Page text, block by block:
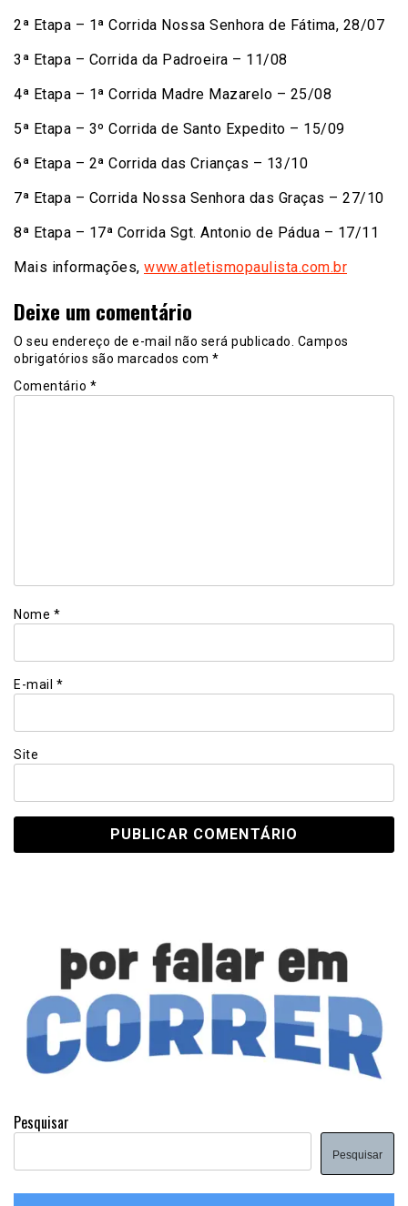
2ª Etapa – 1ª Corrida Nossa Senhora de Fátima, 28/07
3ª Etapa – Corrida da Padroeira – 11/08
4ª Etapa – 1ª Corrida Madre Mazarelo – 25/08
5ª Etapa – 3º Corrida de Santo Expedito – 15/09
6ª Etapa – 2ª Corrida das Crianças – 13/10
7ª Etapa – Corrida Nossa Senhora das Graças – 27/10
8ª Etapa – 17ª Corrida Sgt. Antonio de Pádua – 17/11
Mais informações, www.atletismopaulista.com.br
Deixe um comentário
O seu endereço de e-mail não será publicado. Campos
obrigatórios são marcados com *
Comentário *
Nome *
E-mail *
Site
Pesquisar
Pesquisar